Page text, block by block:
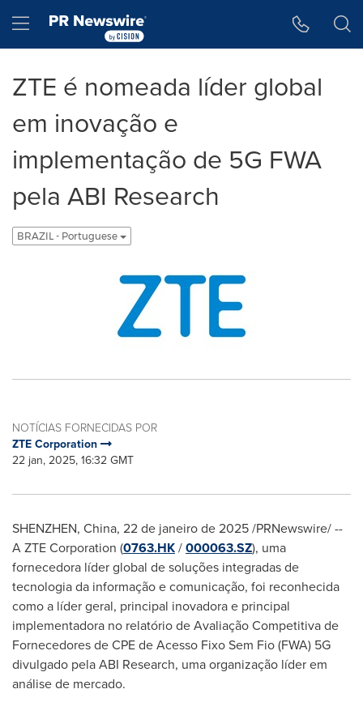
Hamburger menu
ZTE é nomeada líder global
em inovação e
implementação de 5G FWA
pela ABI Research
BRAZIL - Portuguese
NOTÍCIAS FORNECIDAS POR
ZTE Corporation
22 jan, 2025, 16:32 GMT
SHENZHEN, China, 22 de janeiro de 2025/PRNewswire/ --
A ZTE Corporation (0763.HK/000063.SZ), uma
fornecedora líder global de soluções integradas de
tecnologia da informação e comunicação, foi reconhecida
como a líder geral, principal inovadora e principal
implementadora no relatório de Avaliação Competitiva de
Fornecedores de CPE de Acesso Fixo Sem Fio (FWA) 5G
divulgado pela ABI Research, uma organização líder em
análise de mercado.